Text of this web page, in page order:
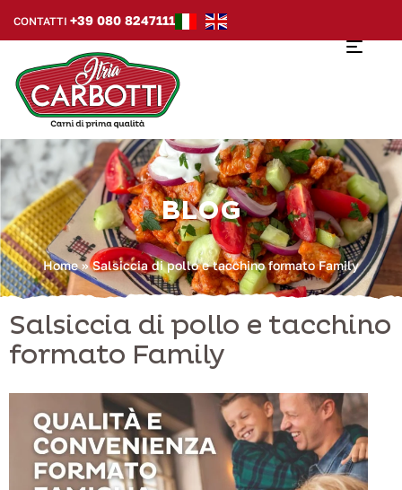
CONTATTI +39 080 8247111
BLOG
Home»Salsiccia di pollo e tacchino formato Family
Salsiccia di pollo e tacchino
formato Family